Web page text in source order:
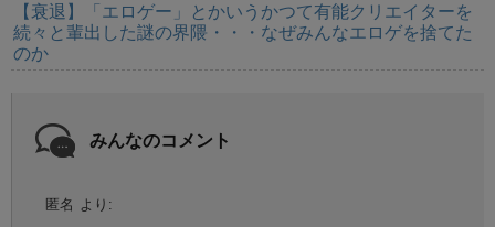
【衰退】「エロゲー」とかいうかつて有能クリエイターを
続々と輩出した謎の界隈・・・なぜみんなエロゲを捨てた
のか
みんなのコメント
匿名 より: